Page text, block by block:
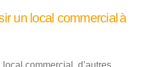
un local commercial à
commercial, d’autres